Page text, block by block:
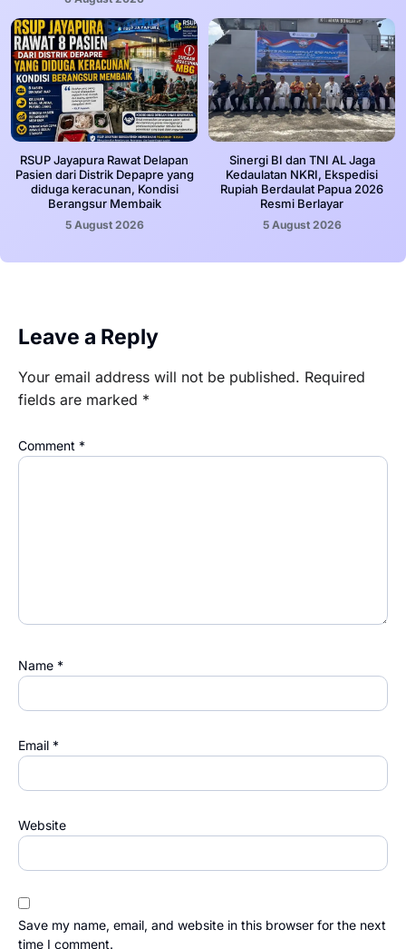
RSUP Jayapura Rawat Delapan
Pasien dari Distrik Depapre yang
diduga keracunan, Kondisi
Berangsur Membaik
5 August 2026
Sinergi BI dan TNI AL Jaga
Kedaulatan NKRI, Ekspedisi
Rupiah Berdaulat Papua 2026
Resmi Berlayar
5 August 2026
Leave a Reply
Your email address will not be published. Required
fields are marked *
Comment *
Name *
Email *
Website
Save my name, email, and website in this browser for the next
time I comment.